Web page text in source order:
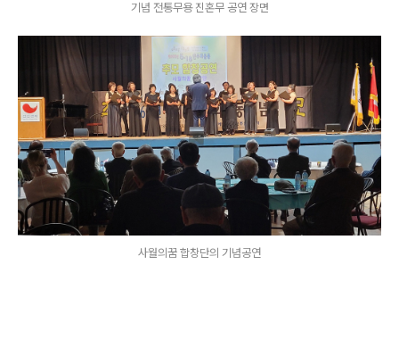
기념 전통무용 진혼무 공연 장면
사월의꿈 합창단의 기념공연